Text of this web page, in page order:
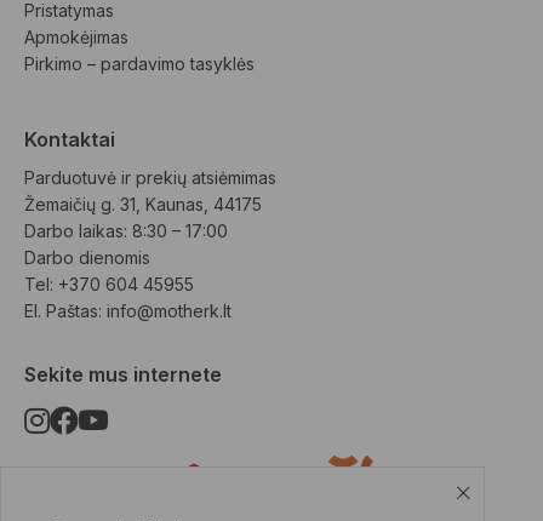
Pristatymas
Apmokėjimas
Pirkimo – pardavimo tasyklės
Kontaktai
Parduotuvė ir prekių atsiėmimas
Žemaičių g. 31, Kaunas, 44175
Darbo laikas: 8:30 – 17:00
Darbo dienomis
Tel: +370 604 45955
El. Paštas: info@motherk.lt
Sekite mus internete